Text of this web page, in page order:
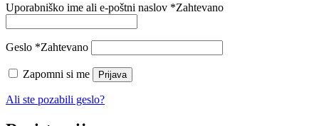
Uporabniško ime ali e-poštni naslov *Zahtevano
Geslo *Zahtevano
Zapomni si me Prijava
Ali ste pozabili geslo?